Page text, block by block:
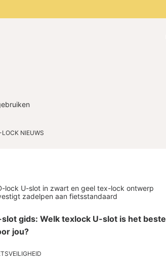
LOCK NIEUWS
slot gids: Welk texlock U-slot is het beste
jou?